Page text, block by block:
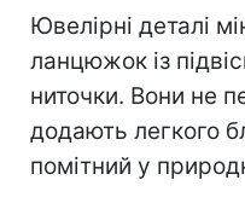
Ювелірні деталі
ланцюжок із
ниточки. Вони не
додають легкого
помітний у